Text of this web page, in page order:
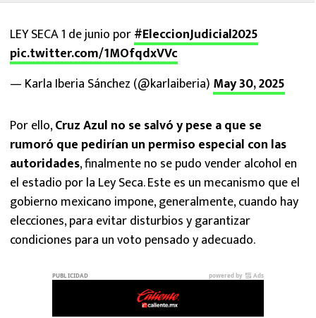
LEY SECA 1 de junio por#EleccionJudicial2025
pic.twitter.com/1MOfqdxVVc
— Karla Iberia Sánchez (@karlaiberia) May 30, 2025
Por ello,Cruz Azul no se salvó y pese a que se
rumoró que pedirían un permiso especial con las
autoridades, finalmente no se pudo vender alcohol en
el estadio por la Ley Seca. Este es un mecanismo que el
gobierno mexicano impone, generalmente, cuando hay
elecciones, para evitar disturbios y garantizar
condiciones para un voto pensado y adecuado.